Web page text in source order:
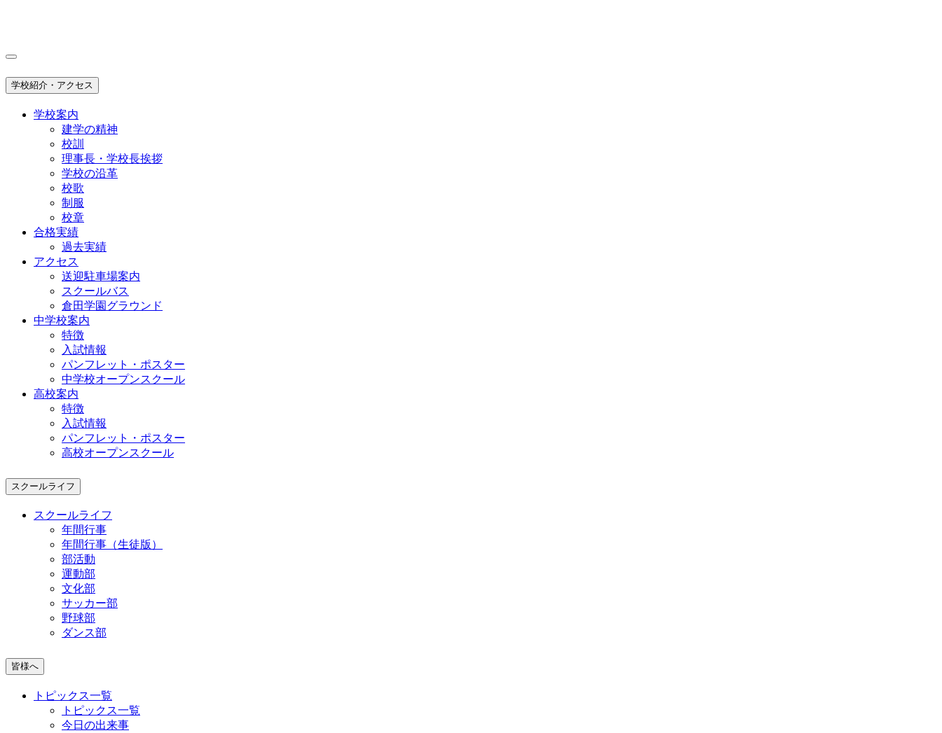
学校紹介・アクセス
学校案内
建学の精神
校訓
理事長・学校長挨拶
学校の沿革
校歌
制服
校章
合格実績
過去実績
アクセス
送迎駐車場案内
スクールバス
倉田学園グラウンド
中学校案内
特徴
入試情報
パンフレット・ポスター
中学校オープンスクール
高校案内
特徴
入試情報
パンフレット・ポスター
高校オープンスクール
スクールライフ
スクールライフ
年間行事
年間行事（生徒版）
部活動
運動部
文化部
サッカー部
野球部
ダンス部
皆様へ
トピックス一覧
トピックス一覧
今日の出来事